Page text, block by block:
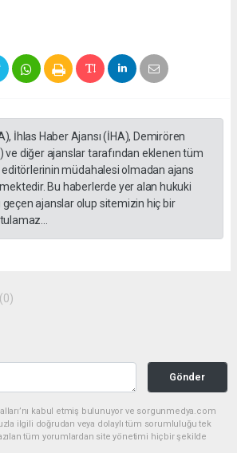
İhlas Haber Ajansı (İHA), Demirören
ve diğer ajanslar tarafından eklenen tüm
müdahalesi olmadan ajans
Bu haberlerde yer alan hukuki
ajanslar olup sitemizin hiç bir
(0)
Gönder
kabul etmiş bulunuyor ve sorgunmedya.com
ilgili doğrudan veya dolaylı tüm sorumluluğu tek
tüm yorumlardan site yönetimi hiçbir şekilde